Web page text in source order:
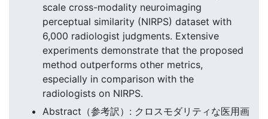
scale cross-modality neuroimaging
perceptual similarity (NIRPS) dataset with
6,000 radiologist judgments. Extensive
experiments demonstrate that the proposed
method outperforms other metrics,
especially in comparison with the
radiologists on NIRPS.
Abstract（参考訳）: クロスモダリティな医用画